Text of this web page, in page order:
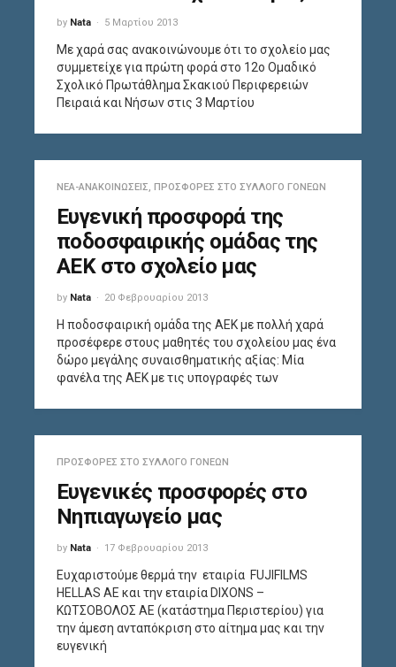
by Nata 5 Μαρτίου 2013
Με χαρά σας ανακοινώνουμε ότι το σχολείο μας
συμμετείχε για πρώτη φορά στο 12ο Ομαδικό
Σχολικό Πρωτάθλημα Σκακιού Περιφερειών
Πειραιά και Νήσων στις 3 Μαρτίου
ΝΈΑ-ΑΝΑΚΟΙΝΏΣΕΙΣ, ΠΡΟΣΦΟΡΈΣ ΣΤΟ ΣΎΛΛΟΓΟ ΓΟΝΈΩΝ
Ευγενική προσφορά της
ποδοσφαιρικής ομάδας της
ΑΕΚ στο σχολείο μας
by Nata 20 Φεβρουαρίου 2013
Η ποδοσφαιρική ομάδα της ΑΕΚ με πολλή χαρά
προσέφερε στους μαθητές του σχολείου μας ένα
δώρο μεγάλης συναισθηματικής αξίας: Μία
φανέλα της ΑΕΚ με τις υπογραφές των
ΠΡΟΣΦΟΡΈΣ ΣΤΟ ΣΎΛΛΟΓΟ ΓΟΝΈΩΝ
Ευγενικές προσφορές στο
Νηπιαγωγείο μας
by Nata 17 Φεβρουαρίου 2013
Ευχαριστούμε θερμά την εταιρία FUJIFILMS
HELLAS ΑΕ και την εταιρία DIXONS –
ΚΩΤΣΟΒΟΛΟΣ ΑΕ (κατάστημα Περιστερίου) για
την άμεση ανταπόκριση στο αίτημα μας και την
ευγενική